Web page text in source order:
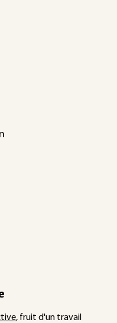
, fruit d'un travail